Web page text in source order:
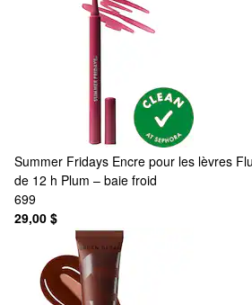
Summer Fridays Encre pour les lèvres
de 12 h Plum – baie froid
699
29,00 $